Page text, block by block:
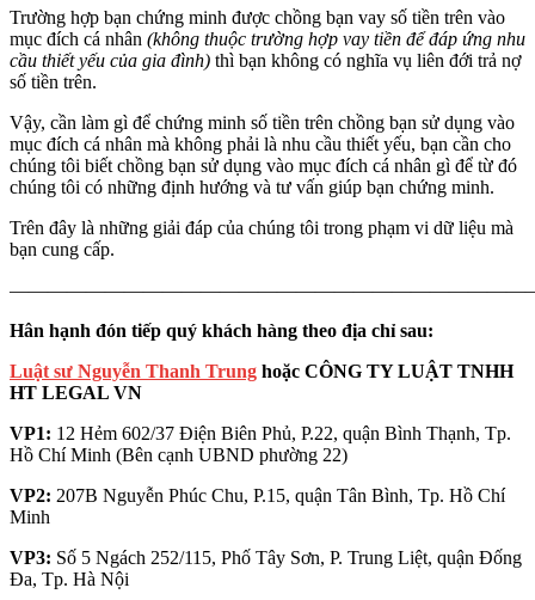
Trường hợp bạn chứng minh được chồng bạn vay số tiền trên vào
mục đích cá nhân (không thuộc trường hợp vay tiền để đáp ứng nhu
cầu thiết yếu của gia đình) thì bạn không có nghĩa vụ liên đới trả nợ
số tiền trên.
Vậy, cần làm gì để chứng minh số tiền trên chồng bạn sử dụng vào
mục đích cá nhân mà không phải là nhu cầu thiết yếu, bạn cần cho
chúng tôi biết chồng bạn sử dụng vào mục đích cá nhân gì để từ đó
chúng tôi có những định hướng và tư vấn giúp bạn chứng minh.
Trên đây là những giải đáp của chúng tôi trong phạm vi dữ liệu mà
bạn cung cấp.
Hân hạnh đón tiếp quý khách hàng theo địa chỉ sau:
Luật sư Nguyễn Thanh Trung hoặc CÔNG TY LUẬT TNHH
HT LEGAL VN
VP1: 12 Hẻm 602/37 Điện Biên Phủ, P.22, quận Bình Thạnh, Tp.
Hồ Chí Minh (Bên cạnh UBND phường 22)
VP2: 207B Nguyễn Phúc Chu, P.15, quận Tân Bình, Tp. Hồ Chí
Minh
VP3: Số 5 Ngách 252/115, Phố Tây Sơn, P. Trung Liệt, quận Đống
Đa, Tp. Hà Nội